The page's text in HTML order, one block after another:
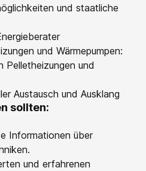
und staatliche
und Wärmepumpen:
Pelletheizungen und
Austausch und Ausklang
sollten:
Informationen über
und erfahrenen